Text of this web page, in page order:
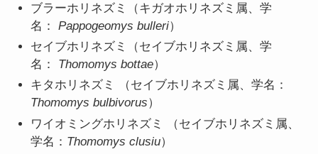
ブラーホリネズミ（キガオホリネズミ属、学
名：Pappogeomys bulleri）
セイブホリネズミ（セイブホリネズミ属、学
名： Thomomys bottae）
キタホリネズミ （セイブホリネズミ属、学名：
Thomomys bulbivorus）
ワイオミングホリネズミ （セイブホリネズミ属、
学名： Thomomys clusiu）